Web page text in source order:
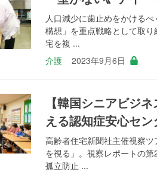
人口減少に歯止めをかける
構想」を重点戦略として取
宅を複 ...
介護
2023年9月6日
【韓国シニアビジ
える認知症安心セ
高齢者住宅新聞社主催視察
を視る」。視察レポートの
孤立防止 ...